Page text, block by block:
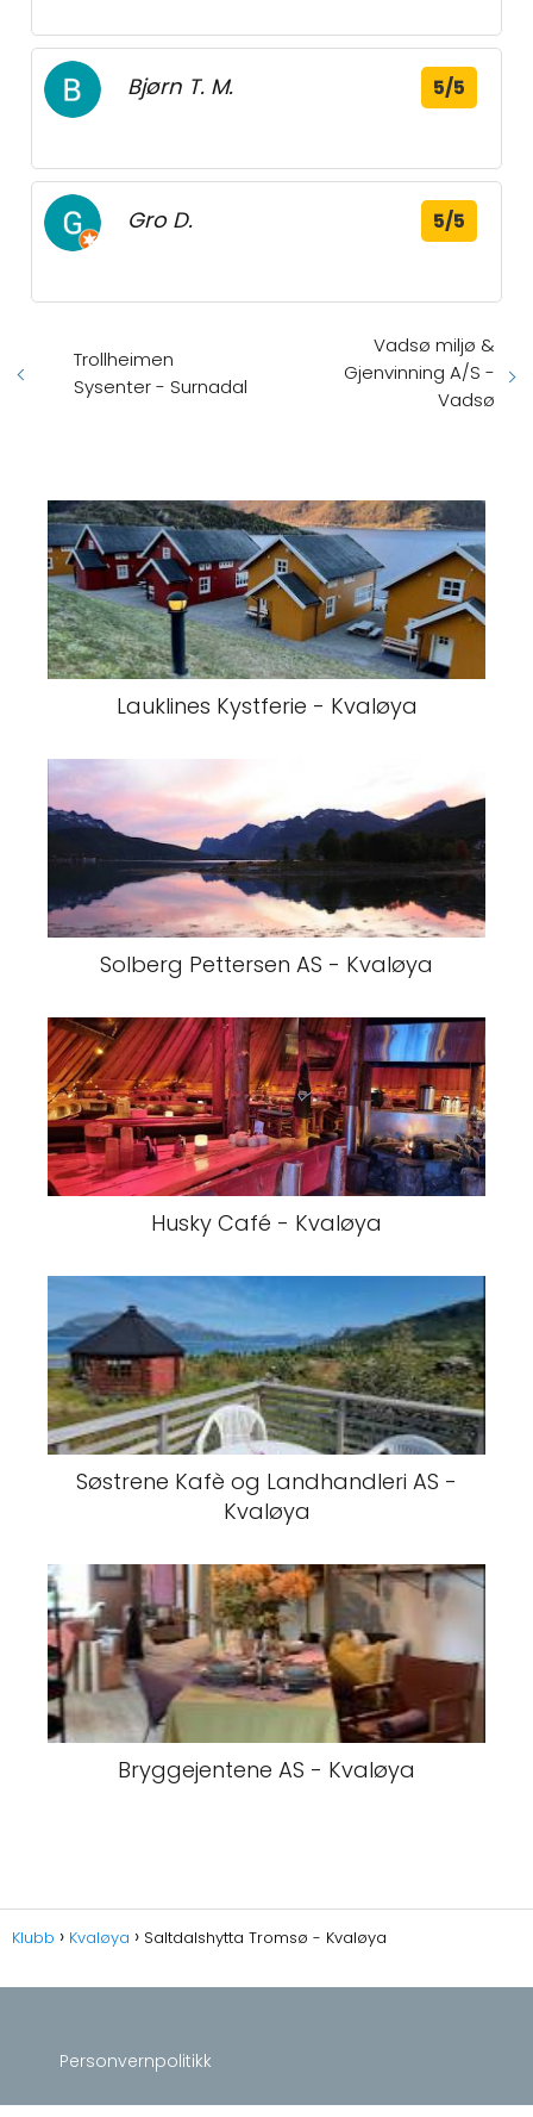
Bjørn T. M. 5/5
Gro D. 5/5
Trollheimen
Sysenter - Surnadal
Vadsø miljø &
Gjenvinning A/S -
Vadsø
Lauklines Kystferie - Kvaløya
Solberg Pettersen AS - Kvaløya
Husky Café - Kvaløya
Søstrene Kafè og Landhandleri AS -
Kvaløya
Bryggejentene AS - Kvaløya
Klubb Kvaløya Saltdalshytta Tromsø - Kvaløya
Personvernpolitikk